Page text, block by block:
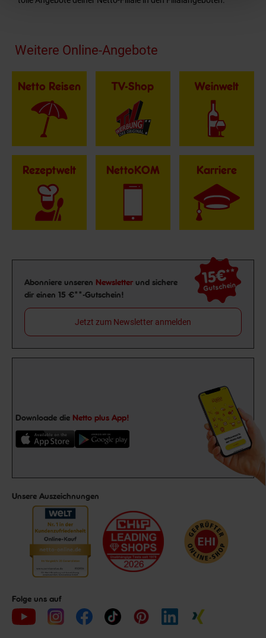
Fußzeile
Weitere Online-Angebote
Netto Reisen TV-Shop Weinwelt
Rezeptwelt NettoKOM Karriere
Newsletter Anmeldung
Abonniere unseren Newsletter und sichere
dir einen 15 €**-Gutschein!
15€**
Gutschein
Jetzt zum Newsletter anmelden
Downloade die Netto plus App!
Unsere Auszeichnungen
Folge uns auf